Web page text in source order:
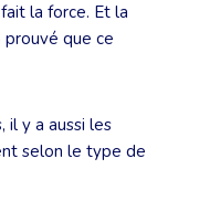
la force. Et la
que ce
il y a aussi les
selon le type de